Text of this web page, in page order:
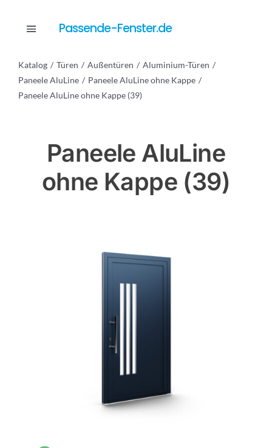
Toggle
Katalog
Anfrage
Passende-Fenster.de
Katalog Türen Außentüren
Aluminium-Türen
Paneele AluLine
Paneele AluLine ohne Kappe
Paneele AluLine ohne Kappe (39)
Paneele AluLine
ohne Kappe (39)